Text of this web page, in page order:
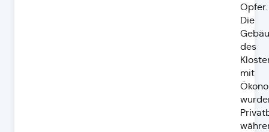
Opfer.
Die
des
mit